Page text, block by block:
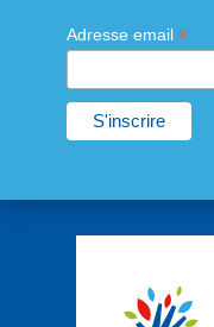
Adresse email *